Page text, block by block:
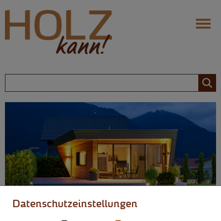
Navigation
Ihr Infoportal fürs Bauen mit
Holz
Nachhaltigkeit
Langlebigkeit
Zimmerer
Holz: Die Möglichkeiten
Design
Modernisierung
Datenschutzeinstellungen